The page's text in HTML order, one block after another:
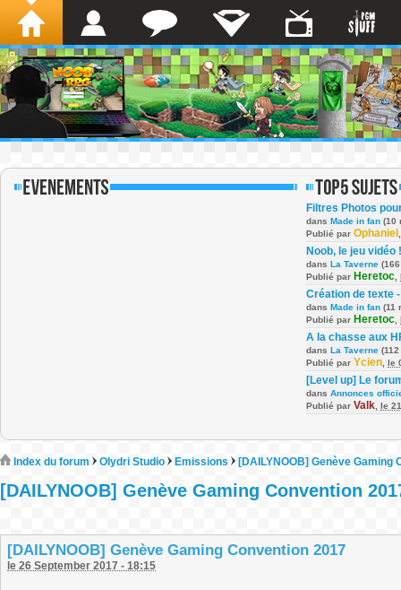
Filtres Photos
dans Made in fan (10
Publié par Ophaniel
Noob, le jeu vidéo !
dans La Taverne
Publié par Heretoc
Création de texte
dans Made in fan (11
Publié par Heretoc
A la chasse aux
dans La Taverne
Publié par Ycien le
[Level up] Le
dans Annonces
Publié par Valk le
Index du forum Olydri Studio Emissions [DAILYNOOB] Genève Gaming
[DAILYNOOB] Genève Gaming Convention
[DAILYNOOB] Genève Gaming Convention 2017
le 26 September 2017 - 18:15